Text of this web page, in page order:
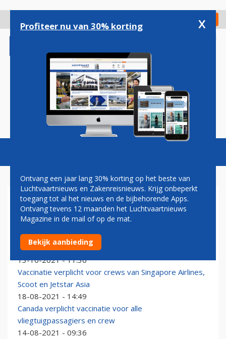
gaan
Check in
Magazine Podcasts Vacatures
VACCINATIEPLICHT
Boeing verplicht vaccinatie voor 125.000
medewerkers in de VS
13-10-2021 - 11:36
Vaccinatie verplicht voor crews van Singapore Airlines,
Scoot en Jetstar Asia
18-08-2021 - 14:49
Canada verplicht vaccinatie voor alle
vliegtuigpassagiers en crew
14-08-2021 - 09:36
Profiteer nu van 30% korting x
Ontvang een jaar lang 30% korting op het beste van
Luchtvaartnieuws en Zakenreisnieuws. Krijg onbeperkt
toegang tot al het nieuws en de bijbehorende Apps.
Ontvang tevens 12 maanden het Luchtvaartnieuws
Magazine in de mail of op de mat.
Bekijk aanbieding